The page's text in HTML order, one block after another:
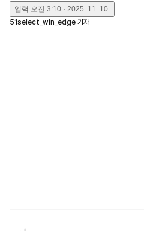
입력 오전 3:10 · 2025. 11. 10.
51select_win_edge 기자